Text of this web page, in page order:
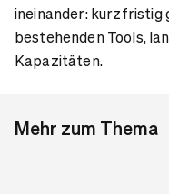
ineinander: kurzfristig
bestehenden Tools,
Kapazitäten.
Mehr zum Thema